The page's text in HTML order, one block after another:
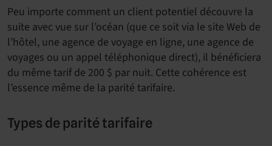
Peu importe comment un client potentiel découvre la
suite avec vue sur l’océan (que ce soit via le site Web de
l’hôtel, une agence de voyage en ligne, une agence de
voyages ou un appel téléphonique direct), il bénéficiera
du même tarif de 200 $ par nuit. Cette cohérence est
l’essence même de la parité tarifaire.
Types de parité tarifaire